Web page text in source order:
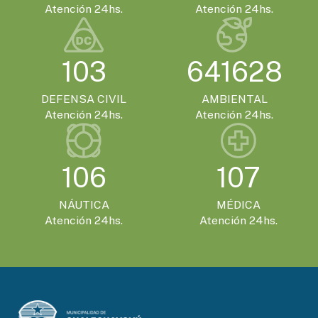
SÁBADO 21 DE NOVIEMBRE - 20:00HS.
El Encuentro Batuque celebra su 4ª edición
en Gualeguaychú
Atención 24hs.
Atención 24hs.
103
DEFENSA CIVIL
Atención 24hs.
641628
AMBIENTAL
Atención 24hs.
106
NÁUTICA
Atención 24hs.
107
MÉDICA
Atención 24hs.